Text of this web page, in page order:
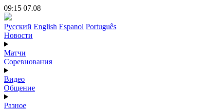
09:15 07.08
Русский English Espanol Português
Новости
Матчи
Соревнования
Видео
Общение
Разное